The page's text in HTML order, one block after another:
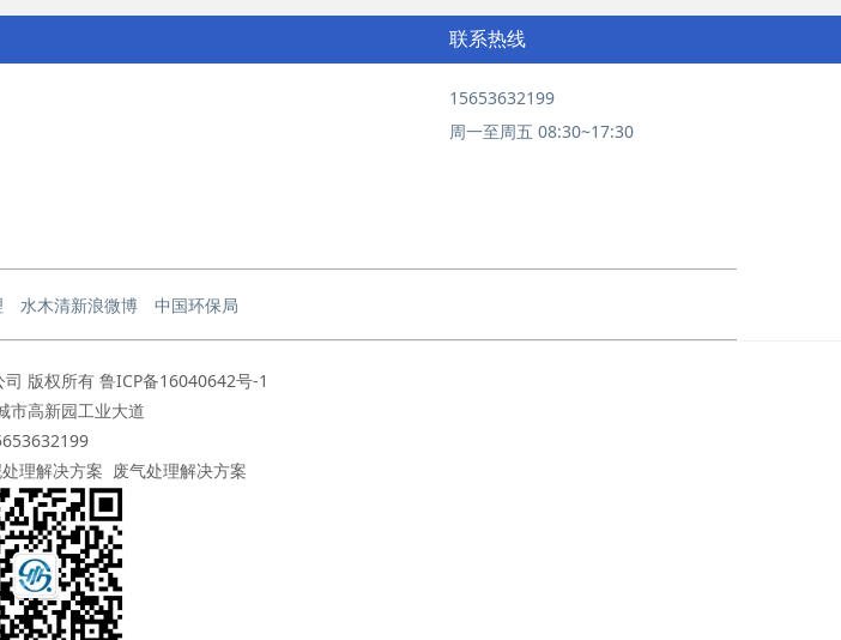
联系热线
15653632199
周一至周五 08:30~17:30
水木清新浪微博 中国环保局
司 版权所有 鲁ICP备16040642号-1
市高新园工业大道
理解决方案 废气处理解决方案